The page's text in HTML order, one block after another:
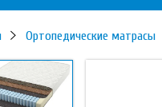
Ортопедические матрасы